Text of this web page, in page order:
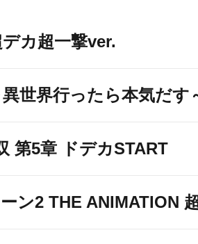
カ超一撃ver.
世界行ったら本気だす
第5章 ドデカSTART
ン2 THE ANIMATION